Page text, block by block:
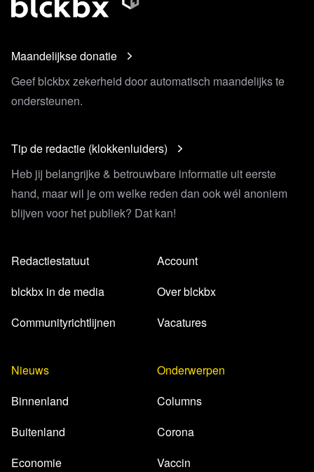
Maandelijkse donatie
Geef blckbx zekerheid door automatisch maandelijks te
ondersteunen.
Tip de redactie (klokkenluiders)
Heb jij belangrijke & betrouwbare informatie uit eerste
hand, maar wil je om welke reden dan ook wél anoniem
blijven voor het publiek? Dat kan!
Redactiestatuut
blckbx in de media
Communityrichtlijnen
Account
Over blckbx
Vacatures
Nieuws
Binnenland
Buitenland
Economie
Onderwerpen
Columns
Corona
Vaccin